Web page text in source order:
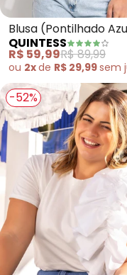
Blusa (Pontilhado
em Malha Texturizada
QUINTESS
R$ 59,99R$ 89,99
ou 2xde R$ 29,99sem
-52%